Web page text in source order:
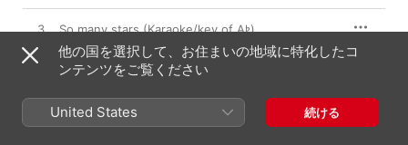
3 So many stars (Karaoke/key of A♭)
So many stars (Karaoke/key of A)
So many stars (Karaoke/key of B♭)
他の国を選択して、お住まいの地域に特化したコ
ンテンツをご覧ください
United States 続ける